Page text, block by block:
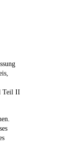
Teil II